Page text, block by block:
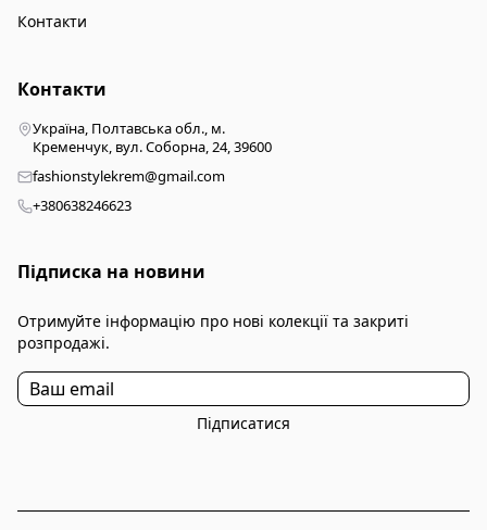
Контакти
Контакти
Україна, Полтавська обл., м.
Кременчук, вул. Соборна, 24, 39600
fashionstylekrem@gmail.com
+380638246623
Підписка на новини
Отримуйте інформацію про нові колекції та закриті
розпродажі.
Підписатися